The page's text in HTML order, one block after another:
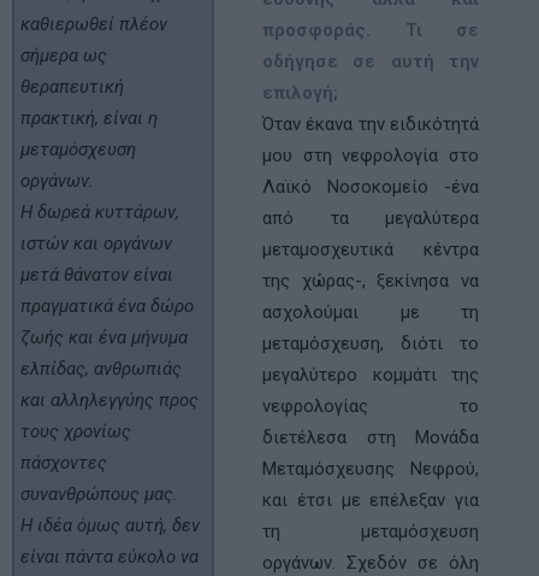
καθιερωθεί πλέον
σήμερα ως
θεραπευτική
πρακτική, είναι η
μεταμόσχευση
οργάνων.
Η δωρεά κυττάρων,
ιστών και οργάνων
μετά θάνατον είναι
πραγματικά ένα δώρο
ζωής και ένα μήνυμα
ελπίδας, ανθρωπιάς
και αλληλεγγύης προς
τους χρονίως
πάσχοντες
συνανθρώπους μας.
Η ιδέα όμως αυτή, δεν
είναι πάντα εύκολο να
προσφοράς. Τι σε
οδήγησε σε αυτή την
επιλογή;
Όταν έκανα την ειδικότητά
µου στη νεφρολογία στο
Λαϊκό Νοσοκοµείο -ένα
από τα μεγαλύτερα
µεταµοσχευτικά κέντρα
της χώρας-, ξεκίνησα να
ασχολούµαι µε τη
μεταμόσχευση, διότι το
μεγαλύτερο κομμάτι της
νεφρολογίας το
διετέλεσα στη Μονάδα
Μεταμόσχευσης Νεφρού,
και έτσι µε επέλεξαν για
τη µεταµόσχευση
οργάνων. Σχεδόν σε όλη